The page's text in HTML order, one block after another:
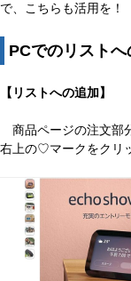
で、こちらも活用を！
PCでのリスト
【リストへの追加】
商品ページの注文部
右上の♡マークをクリ